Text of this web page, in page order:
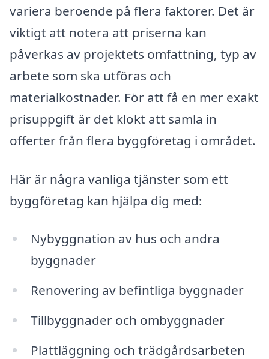
variera beroende på flera faktorer. Det är
viktigt att notera att priserna kan
påverkas av projektets omfattning, typ av
arbete som ska utföras och
materialkostnader. För att få en mer exakt
prisuppgift är det klokt att samla in
offerter från flera byggföretag i området.
Här är några vanliga tjänster som ett
byggföretag kan hjälpa dig med:
Nybyggnation av hus och andra
byggnader
Renovering av befintliga byggnader
Tillbyggnader och ombyggnader
Plattläggning och trädgårdsarbeten